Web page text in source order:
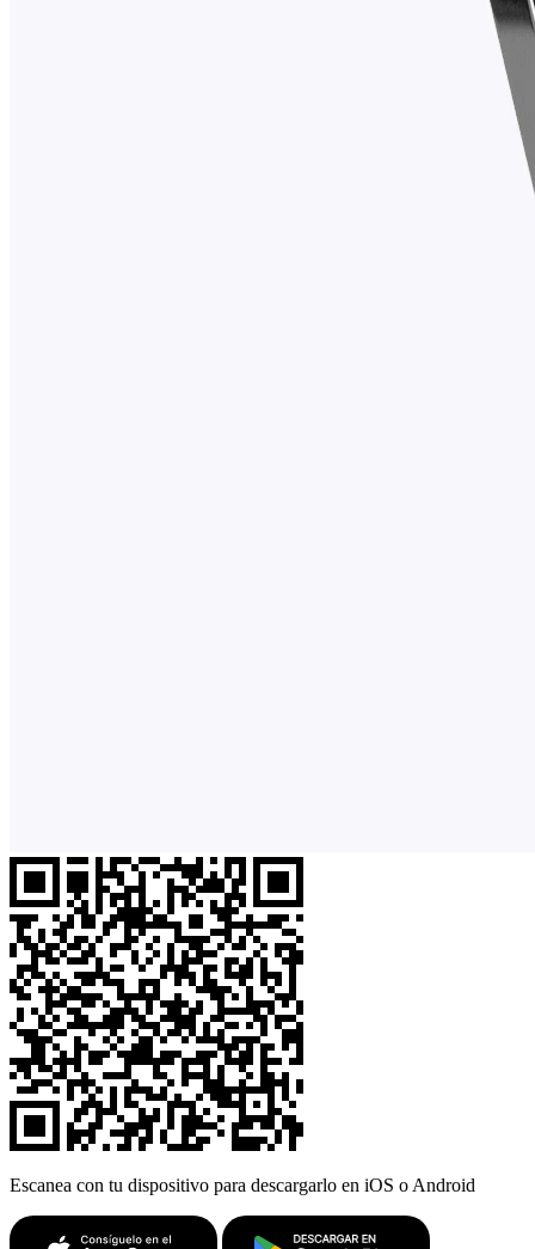
Escanea con tu dispositivo para descargarlo en iOS o Android